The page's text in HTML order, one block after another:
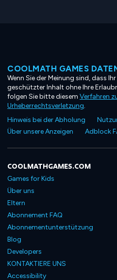
COOLMATH GAMES
Wenn Sie der Meinung sind, dass
geschützter Inhalt ohne Ihre
folgen Sie bitte diesem Verfahren
Urheberrechtsverletzung.
Hinweis bei der Abholung
Über unsere Anzeigen
Adblock
COOLMATHGAMES.COM
Games for Kids
Über uns
Eltern
Abonnement FAQ
Abonnementunterstützung
Blog
Developers
KONTAKTIERE UNS
Accessibility